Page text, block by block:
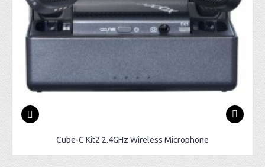
Cube-C Kit2 2.4GHz Wireless Microphone